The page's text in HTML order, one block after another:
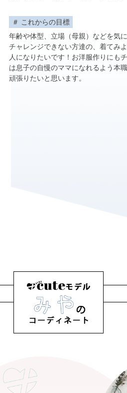
これからの目標
年齢や体型、立場（母親）などを気
チャレンジできない方達の、着てみ
人になりたいです！お洋服作りにも
は息子の自慢のママになれるよう本
頑張りたいと思います。